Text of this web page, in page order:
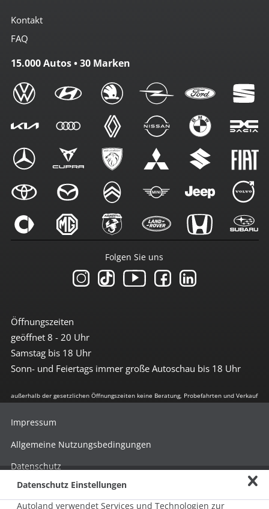
Kontakt
FAQ
15.000 Autos • 30 Marken
Öffnungszeiten
geöffnet 8 - 20 Uhr
Samstag bis 18 Uhr
Sonn- und Feiertags immer große Autoschau bis 18 Uhr
Folgen Sie uns
außerhalb der gesetzlichen Öffnungszeiten keine Beratung, Probefahrten und Verkauf
Impressum
Allgemeine Nutzungsbedingungen
Datenschutz
Hinweisgebersystem nach HinSchG
Datenschutz Einstellungen
Autoland verwendet Services und Technologien zur